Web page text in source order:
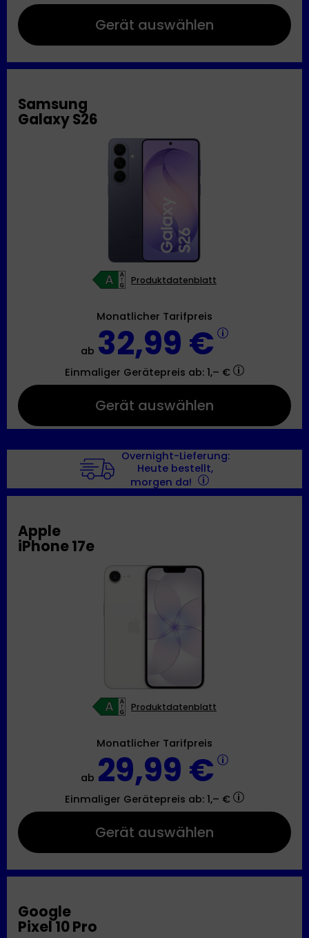
Gerät auswählen
Samsung
Galaxy S26
Produktdatenblatt
Monatlicher Tarifpreis
ab 32,99 €
Einmaliger Gerätepreis ab: 1,– €
Gerät auswählen
Overnight-Lieferung:
Heute bestellt,
morgen da!
Apple
iPhone 17e
Produktdatenblatt
Monatlicher Tarifpreis
ab 29,99 €
Einmaliger Gerätepreis ab: 1,– €
Gerät auswählen
Google
Pixel 10 Pro